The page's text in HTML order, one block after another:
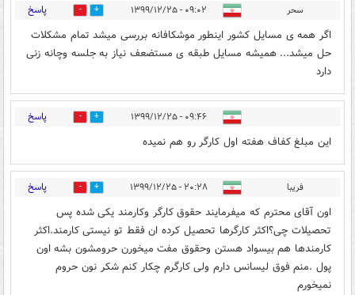
سحر ۰۹:۰۲ - ۱۳۹۹/۱۲/۲۵ 1 پاسخ
اگر همه ی مسایل کشور اینطور موشکافانه بررسی میشد تمام مشکلات
حل میشد... همیشه مسایل طبقه ی مستضعف نیاز به جلسه وچانه زنی
دارد
۰۹:۴۶ - ۱۳۹۹/۱۲/۲۵ 3 پاسخ
این مبلغ کفاف هفته اول کارگر رو هم نمیده
فریبا ۲۰:۲۸ - ۱۳۹۹/۱۲/۲۵ 1 پاسخ
اون آقای محترم که میفرمایند حقوق کارگر وکارمند یکی شده پس
تحصیلات چی؟اکثر کارگرها تحصیل کرده ان فقط تو نیستی کارمند.اکثر
کارمندها هم بیسواد هستن وحقوق مفت میخورن حرومشون بشه اون
پول .منم فوق لیسانس دارم ولی کارگرم چکار کنم شکر نون حروم
نمیخورم